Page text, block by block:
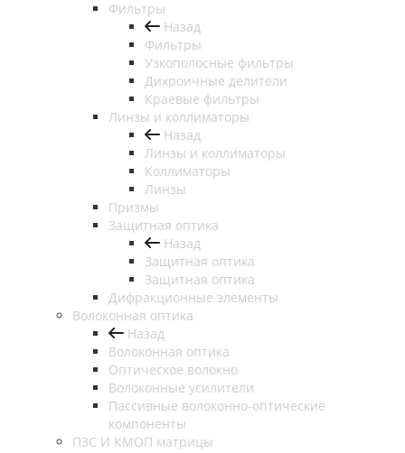
Фильтры
Назад
Фильтры
Узкополосные фильтры
Дихроичные делители
Краевые фильтры
Линзы и коллиматоры
Назад
Линзы и коллиматоры
Коллиматоры
Линзы
Призмы
Защитная оптика
Назад
Защитная оптика
Защитная оптика
Дифракционные элементы
Волоконная оптика
Назад
Волоконная оптика
Оптическое волокно
Волоконные усилители
Пассивные волоконно-оптические
компоненты
ПЗС И КМОП матрицы